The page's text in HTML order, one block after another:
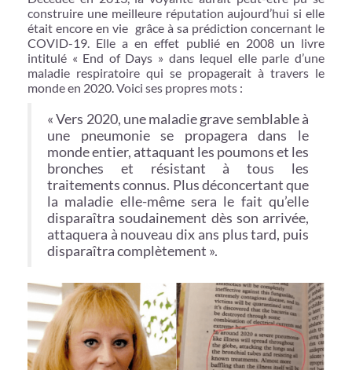
construire une meilleure réputation aujourd’hui si elle
était encore en vie grâce à sa prédiction concernant le
COVID-19. Elle a en effet publié en 2008 un livre
intitulé « End of Days » dans lequel elle parle d’une
maladie respiratoire qui se propagerait à travers le
monde en 2020. Voici ses propres mots :
« Vers 2020, une maladie grave semblable à
une pneumonie se propagera dans le
monde entier, attaquant les poumons et les
bronches et résistant à tous les
traitements connus. Plus déconcertant que
la maladie elle-même sera le fait qu’elle
disparaîtra soudainement dès son arrivée,
attaquera à nouveau dix ans plus tard, puis
disparaîtra complètement ».